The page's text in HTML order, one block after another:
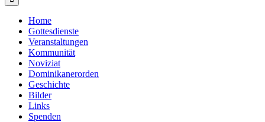
Home
Gottesdienste
Veranstaltungen
Kommunität
Noviziat
Dominikanerorden
Geschichte
Bilder
Links
Spenden